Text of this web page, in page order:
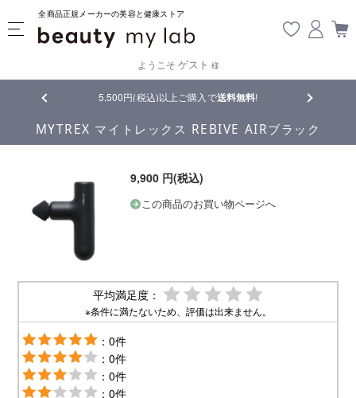
全商品正規メーカーの美容と健康ストア
ようこそ ゲスト 様
5,500円(税込)以上ご購入で送料無料! 【重要】
MYTREX マイトレックス REBIVE AIRブラック
9,900 円(税込)
この商品のお買い物ページへ
平均満足度：
※条件に満たないため、評価は出来ません。
：0件
：0件
：0件
：0件